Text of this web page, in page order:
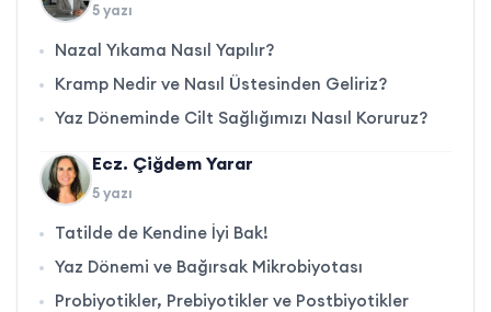
5 yazı
Nazal Yıkama Nasıl Yapılır?
Kramp Nedir ve Nasıl Üstesinden Geliriz?
Yaz Döneminde Cilt Sağlığımızı Nasıl Koruruz?
Ecz. Çiğdem Yarar
5 yazı
Tatilde de Kendine İyi Bak!
Yaz Dönemi ve Bağırsak Mikrobiyotası
Probiyotikler, Prebiyotikler ve Postbiyotikler